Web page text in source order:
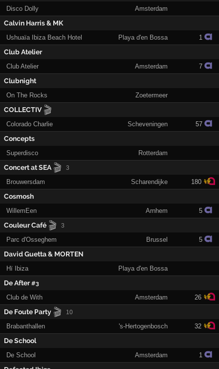
Disco Dolly Amsterdam
Calvin Harris & MK
Ushuaïa Ibiza Beach Hotel Playa d'en Bossa 1
Club Atelier
Club Atelier Amsterdam 7
Clubnight
On The Rocks Zoetermeer
COLLECTIV 🎬
Colorado Charlie Scheveningen 57
Concepts
Superdisco Rotterdam
Concert at SEA 🎬 3
Brouwersdam Scharendijke 180
Cosmosh
WillemEen Arnhem 5
Couleur Café 🎬 3
Parc d'Osseghem Brussel 5
David Guetta & MORTEN
Hï Ibiza Playa d'en Bossa
De After#3
Club de With Amsterdam 26
De Foute Party 🎬 10
Brabanthallen 's-Hertogenbosch 32
De School
De School Amsterdam 1